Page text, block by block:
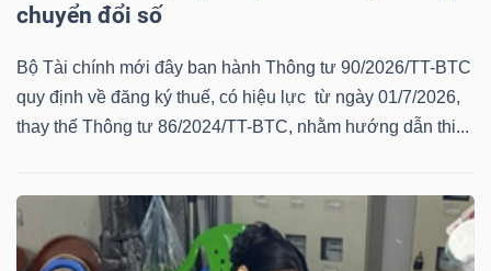
chuyển đổi số
Bộ Tài chính mới đây ban hành Thông tư 90/2026/TT-BTC
quy định về đăng ký thuế, có hiệu lực từ ngày 01/7/2026,
thay thế Thông tư 86/2024/TT-BTC, nhằm hướng dẫn thi...
DỊCH